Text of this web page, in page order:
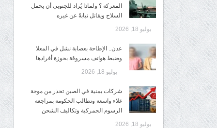
المعركة ؟ ولماذا يُراد للجنوبي أن يحمل
السلاح ويقاتل نيابةً عن غيره
يوليو 18, 2026
عدن.. الإطاحة بعصابة نشل في المعلا
وضبط هواتف مسروقة بحوزة أفرادها
يوليو 18, 2026
شركات يمنية في الصين تحذر من موجة
غلاء واسعة وتطالب الحكومة بمراجعة
الرسوم الجمركية وتكاليف الشحن
يوليو 18, 2026